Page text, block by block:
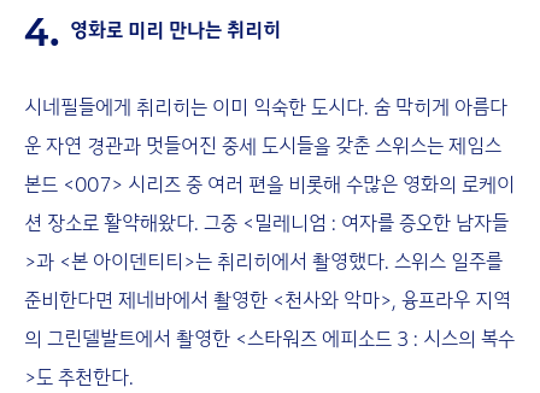
4. 영화로 미리 만나는 취리히
시네필들에게 취리히는 이미 익숙한 도시다. 숨 막히게 아름다
운 자연 경관과 멋들어진 중세 도시들을 갖춘 스위스는 제임스
본드 <007> 시리즈 중 여러 편을 비롯해 수많은 영화의 로케이
션 장소로 활약해왔다. 그중 <밀레니엄 : 여자를 증오한 남자들
>과 <본 아이덴티티>는 취리히에서 촬영했다. 스위스 일주를
준비한다면 제네바에서 촬영한 <천사와 악마>, 융프라우 지역
의 그린델발트에서 촬영한 <스타워즈 에피소드 3 : 시스의 복수
>도 추천한다.